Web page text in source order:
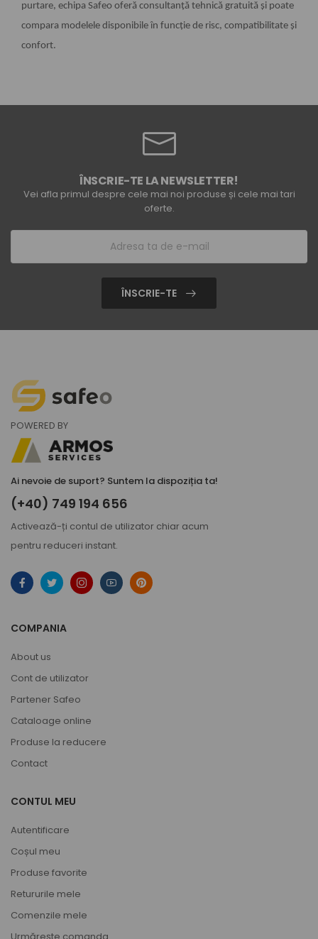
purtare, echipa Safeo oferă consultanță tehnică gratuită și poate
compara modelele disponibile în funcție de risc, compatibilitate și
confort.
ÎNSCRIE-TE LA NEWSLETTER!
Vei afla primul despre cele mai noi produse și cele mai tari
oferte.
ÎNSCRIE-TE
POWERED BY
Ai nevoie de suport? Suntem la dispoziția ta!
(+40) 749 194 656
Activează-ți contul de utilizator chiar acum
pentru reduceri instant.
COMPANIA
About us
Cont de utilizator
Partener Safeo
Cataloage online
Produse la reducere
Contact
CONTUL MEU
Autentificare
Coșul meu
Produse favorite
Retururile mele
Comenzile mele